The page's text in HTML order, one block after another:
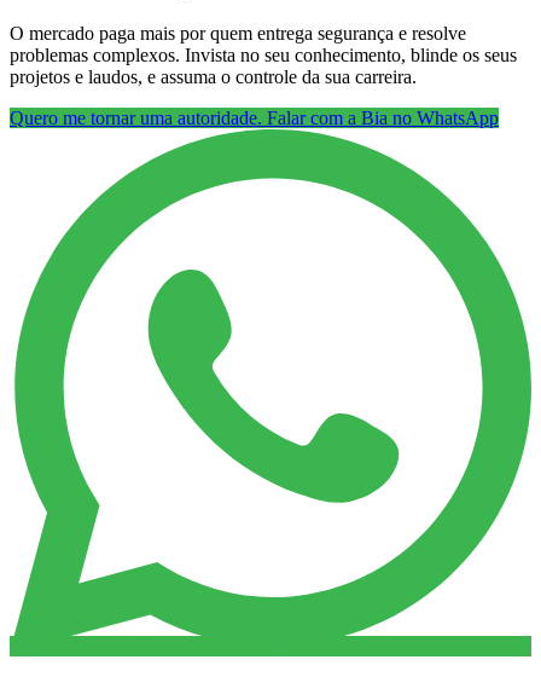
O mercado paga mais por quem entrega segurança e resolve
problemas complexos. Invista no seu conhecimento, blinde os seus
projetos e laudos, e assuma o controle da sua carreira.
Quero me tornar uma autoridade. Falar com a Bia no WhatsApp